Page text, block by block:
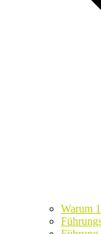
Warum